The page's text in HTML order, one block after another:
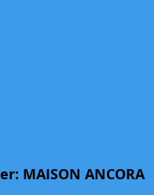
MAISON ANCORA